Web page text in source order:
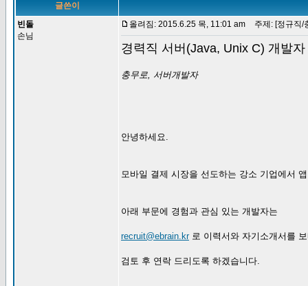
글쓴이
빈돌
손님
올려짐: 2015.6.25 목, 11:01 am 주제: [정규직/
경력직 서버(Java, Unix C) 개발
충무로, 서버개발자
안녕하세요.
모바일 결제 시장을 선도하는 강소 기업에서
아래 부문에 경험과 관심 있는 개발자는
recruit@ebrain.kr로 이력서와 자기소개서를
검토 후 연락 드리도록 하겠습니다.